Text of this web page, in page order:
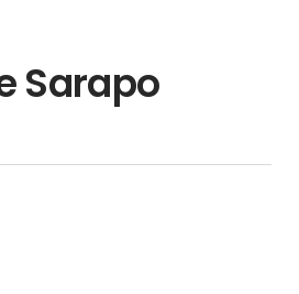
Sarapo